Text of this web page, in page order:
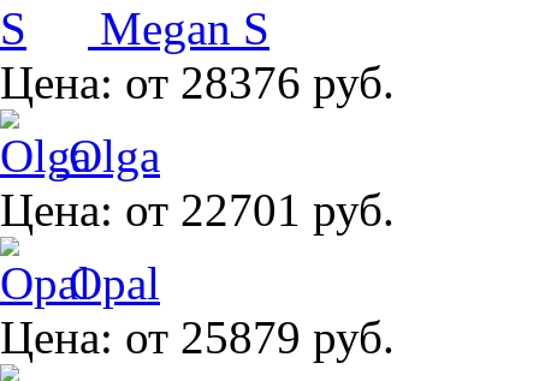
Megan S
Цена: от 28376 руб.
Olga
Цена: от 22701 руб.
Opal
Цена: от 25879 руб.